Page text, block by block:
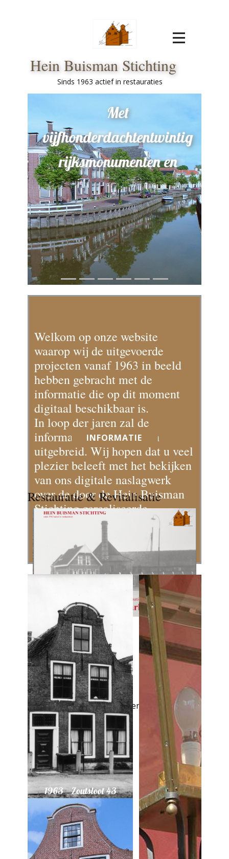
Hein Buisman Stichting
Sinds 1963 actief in restauraties
Met
vijfhonderdachtentwintig
rijksmonumenten en
Welkom op onze website
waarop wij de uitgevoerde
projecten vanaf 1963 in beeld
hebben gebracht met de
informatie die op dit moment
digitaal beschikbaar is.
In loop der jaren zal de
informatie verder worden
uitgebreid. Wij hopen dat u veel
plezier beleeft met het bekijken
van ons digitale naslagwerk
over de door de Hein Buisman
Stichting gerealiseerde
projecten.
Restauratie & Revitalisatie
INFORMATIE
Beschrijving van geschiedenis en
toekomst …
1963 Zoutsloot 43